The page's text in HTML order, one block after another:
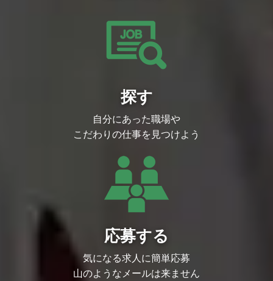
探す
自分にあった職場や
こだわりの仕事を見つけよう
応募する
気になる求人に簡単応募
山のようなメールは来ません